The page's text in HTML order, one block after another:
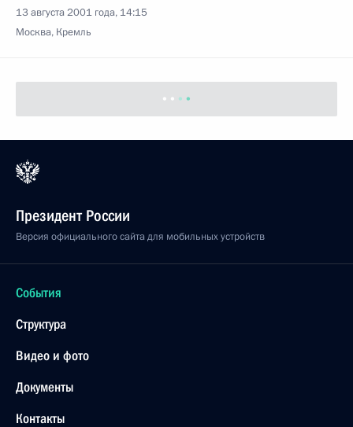
13 августа 2001 года, 14:15
Москва, Кремль
Президент России
Версия официального сайта для мобильных устройств
События
Структура
Видео и фото
Документы
Контакты